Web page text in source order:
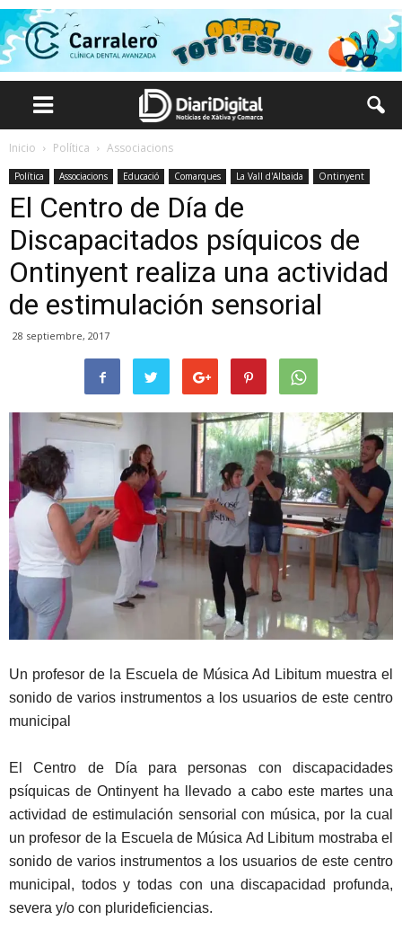
Inicio Política Associacions
Política Associacions Educació Comarques La Vall d'Albaida Ontinyent
El Centro de Día de
Discapacitados psíquicos de
Ontinyent realiza una actividad
de estimulación sensorial
28 septiembre, 2017
Un profesor de la Escuela de Música Ad Libitum muestra el
sonido de varios instrumentos a los usuarios de este centro
municipal
El Centro de Día para personas con discapacidades
psíquicas de Ontinyent ha llevado a cabo este martes una
actividad de estimulación sensorial con música, por la cual
un profesor de la Escuela de Música Ad Libitum mostraba el
sonido de varios instrumentos a los usuarios de este centro
municipal, todos y todas con una discapacidad profunda,
severa y/o con plurideficiencias.